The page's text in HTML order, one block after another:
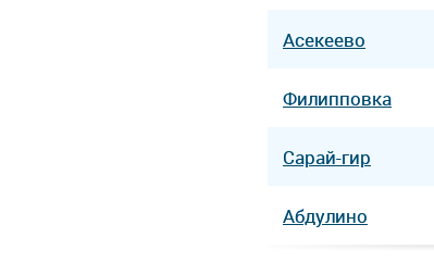
Асекеево
Филипповка
Сарай-гир
Абдулино